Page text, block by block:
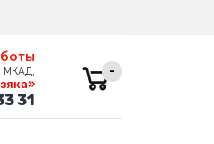
МКАД,
31
-